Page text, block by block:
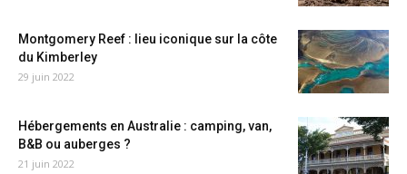
Montgomery Reef : lieu iconique sur la côte
du Kimberley
29 juin 2022
Hébergements en Australie : camping, van,
B&B ou auberges ?
21 juin 2022